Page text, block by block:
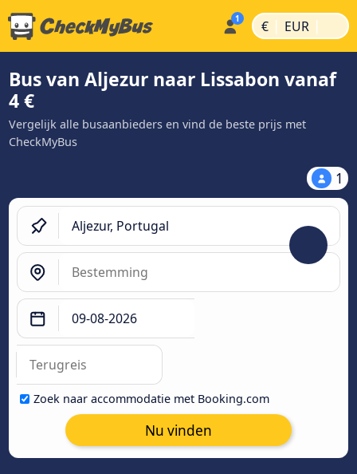
€ | EUR |
Bus van Aljezur naar Lissabon vanaf
4 €
Vergelijk alle busaanbieders en vind de beste prijs met
CheckMyBus
1
Zoek naar accommodatie met Booking.com
Nu vinden